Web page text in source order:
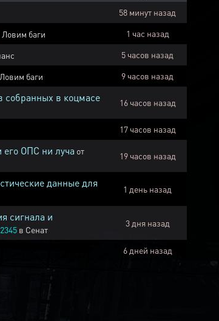
58 минут назад
Ловим баги 1 час назад
5 часов назад
Ловим баги 9 часов назад
собранных в коцмасе 16 часов назад
17 часов назад
ОПС ни луча от
19 часов назад
данные для
1 день назад
сигнала и
в Сенат
3 дня назад
6 дней назад